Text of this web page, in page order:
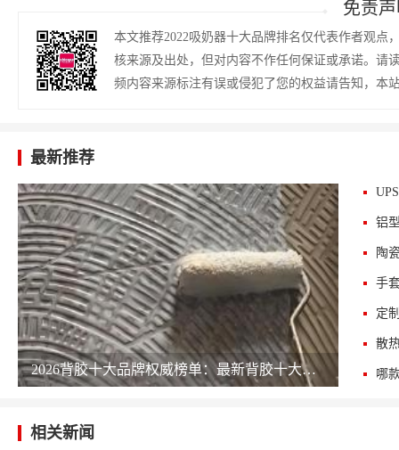
免责
本文推荐2022吸奶器十大品牌排名仅代表作者观点
核来源及出处，但对内容不作任何保证或承诺。请
频内容来源标注有误或侵犯了您的权益请告知，本
最新推荐
2026背胶十大品牌权威榜单：最新背胶十大公司排名 chinapp
铝
陶
手
定
散
相关新闻